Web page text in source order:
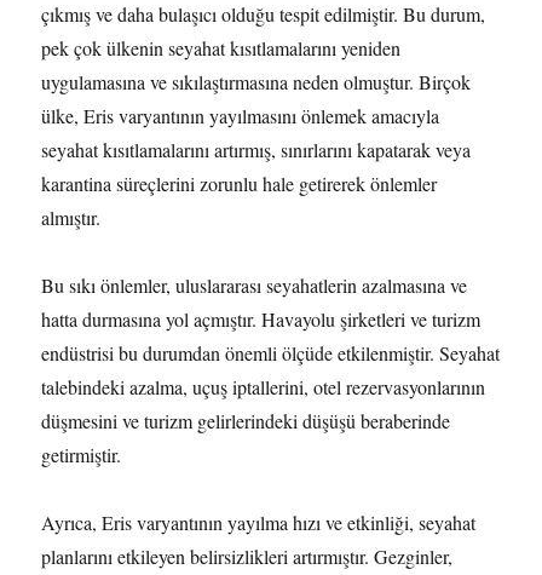
çıkmış ve daha bulaşıcı olduğu tespit edilmiştir. Bu durum,
pek çok ülkenin seyahat kısıtlamalarını yeniden
uygulamasına ve sıkılaştırmasına neden olmuştur. Birçok
ülke, Eris varyantının yayılmasını önlemek amacıyla
seyahat kısıtlamalarını artırmış, sınırlarını kapatarak veya
karantina süreçlerini zorunlu hale getirerek önlemler
almıştır.
Bu sıkı önlemler, uluslararası seyahatlerin azalmasına ve
hatta durmasına yol açmıştır. Havayolu şirketleri ve turizm
endüstrisi bu durumdan önemli ölçüde etkilenmiştir. Seyahat
talebindeki azalma, uçuş iptallerini, otel rezervasyonlarının
düşmesini ve turizm gelirlerindeki düşüşü beraberinde
getirmiştir.
Ayrıca, Eris varyantının yayılma hızı ve etkinliği, seyahat
planlarını etkileyen belirsizlikleri artırmıştır. Gezginler,